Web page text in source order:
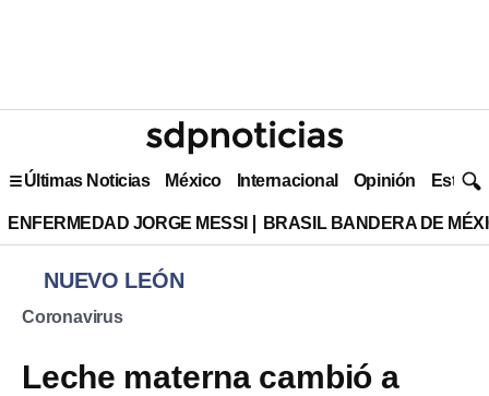
Últimas Noticias México Internacional Opinión Estilo
ENFERMEDAD JORGE MESSI BRASIL BANDERA DE
NUEVO LEÓN
Coronavirus
Leche materna cambió a